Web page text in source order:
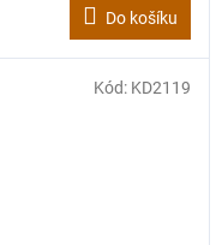
Do košíku
Kód: KD2119